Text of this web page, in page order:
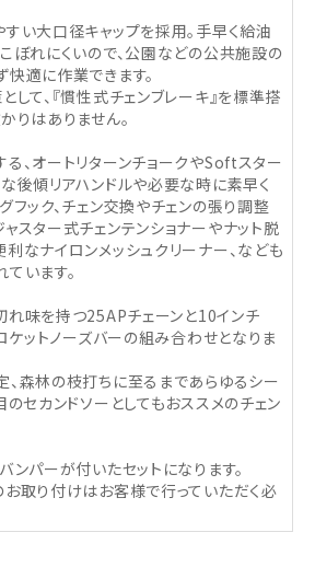
い大口径キャップを採用。手早く給油
ぼれにくいので、公園などの公共施設の
適に作業できます。
して、『慣性式チェンブレーキ』を標準搭
りはありません。
、オートリターンチョークやSoftスター
後傾リアハンドルや必要な時に素早く
フック、チェン交換やチェンの張り調整
スター式チェンテンショナーやナット脱
なナイロンメッシュクリーナー、なども
います。
れ味を持つ25APチェーンと10インチ
ケットノーズバーの組み合わせとなりま
森林の枝打ちに至るまであらゆるシー
のセカンドソーとしてもおススメのチェン
ンパーが付いたセットになります。
取り付けはお客様で行っていただく必